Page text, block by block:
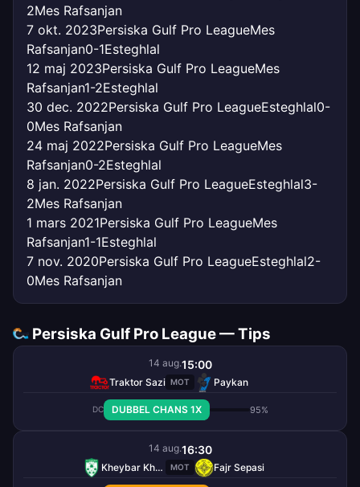
2Mes Rafsanjan
7 okt. 2023Persiska Gulf Pro LeagueMes
Rafsanjan0-1Esteghlal
12 maj 2023Persiska Gulf Pro LeagueMes
Rafsanjan1-2Esteghlal
30 dec. 2022Persiska Gulf Pro LeagueEsteghlal0-
0Mes Rafsanjan
24 maj 2022Persiska Gulf Pro LeagueMes
Rafsanjan0-2Esteghlal
8 jan. 2022Persiska Gulf Pro LeagueEsteghlal3-
2Mes Rafsanjan
1 mars 2021Persiska Gulf Pro LeagueMes
Rafsanjan1-1Esteghlal
7 nov. 2020Persiska Gulf Pro LeagueEsteghlal2-
0Mes Rafsanjan
Persiska Gulf Pro League — Tips
14 aug.15:00
Traktor Sazi MOT Paykan
DC DUBBEL CHANS 1X 95%
14 aug.16:30
Kheybar Khorramabad MOT Fajr Sepasi